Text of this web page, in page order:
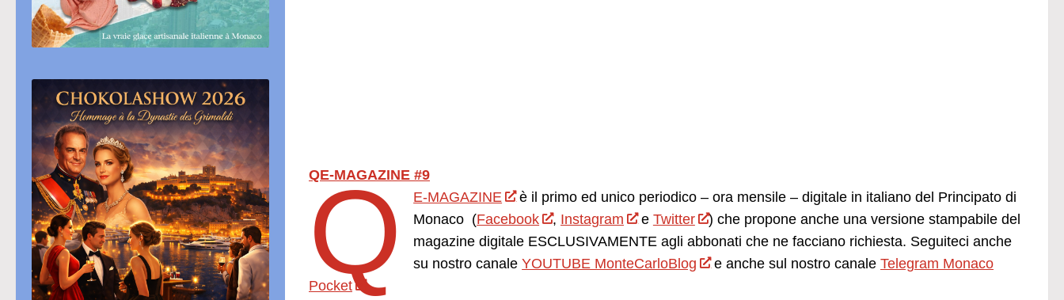
QE-MAGAZINE #9
Q E-MAGAZINE
è il primo ed unico periodico – ora mensile – digitale in italiano del Principato di
Monaco (Facebook , Instagram e Twitter
) che propone anche una versione stampabile del
magazine digitale ESCLUSIVAMENTE agli abbonati che ne facciano richiesta. Seguiteci anche
su nostro canaleYOUTUBE MonteCarloBlog e anche sul nostro canale Telegram Monaco
Pocket